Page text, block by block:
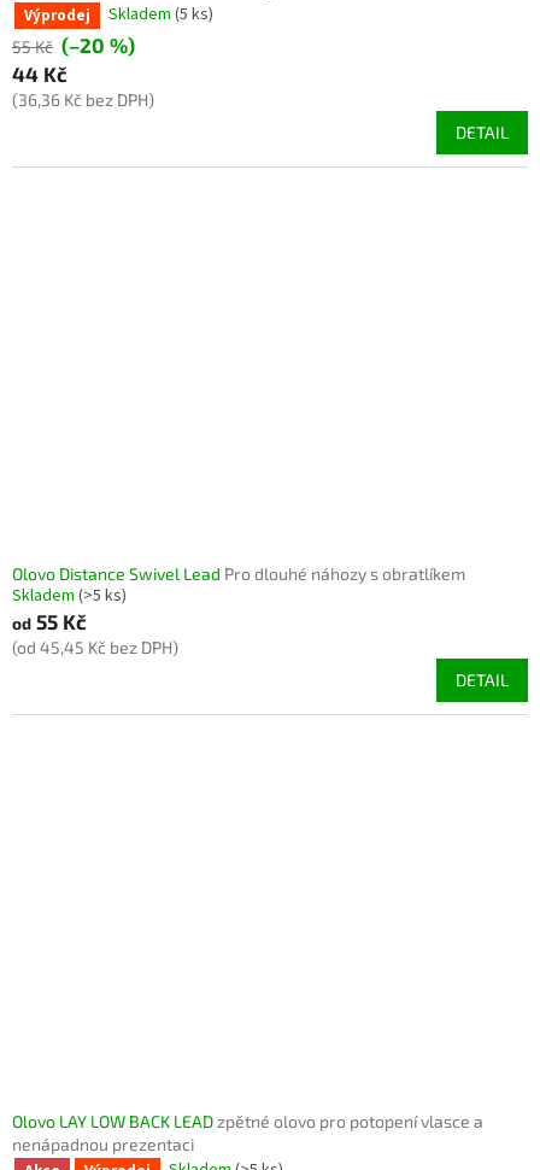
Výprodej Skladem (5 ks)
55 Kč (–20 %)
44 Kč
(36,36 Kč bez DPH)
DETAIL
Olovo Distance Swivel Lead Pro dlouhé náhozy s obratlíkem
Skladem (>5 ks)
od 55 Kč
(od 45,45 Kč bez DPH)
DETAIL
Olovo LAY LOW BACK LEADzpětné olovo pro potopení vlasce a
nenápadnou prezentaci